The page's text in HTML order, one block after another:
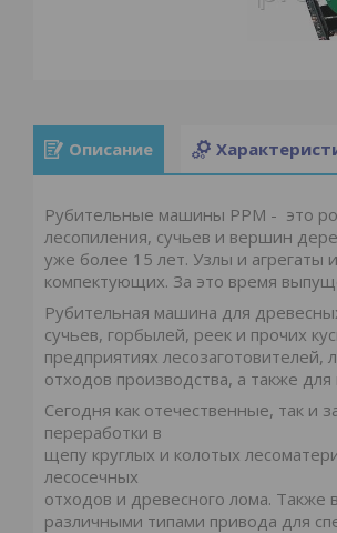
Описание
Рубительные машины РРМ - это
лесопиления, сучьев и вершин
уже более 15 лет. Узлы и агрегаты
компектующих. За это время
Рубительная машина для
сучьев, горбылей, реек и прочих
предприятиях
отходов производства, а также
Сегодня как отечественные, так
переработки в
щепу круглых и колотых
лесосечных
отходов и древесного лома.
различными типами привода для